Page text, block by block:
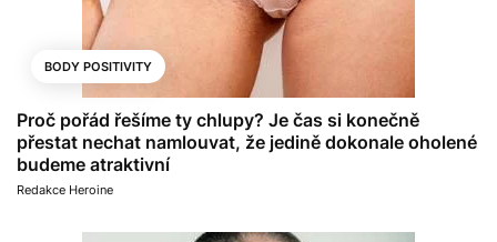
BODY POSITIVITY
Proč pořád řešíme ty chlupy? Je čas si konečně
přestat nechat namlouvat, že jedině dokonale oholené
budeme atraktivní
Redakce Heroine